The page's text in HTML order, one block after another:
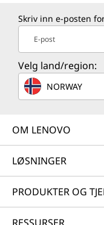
Skriv inn e-posten
E-post
Velg land/region:
NORWAY
OM LENOVO
LØSNINGER
PRODUKTER OG